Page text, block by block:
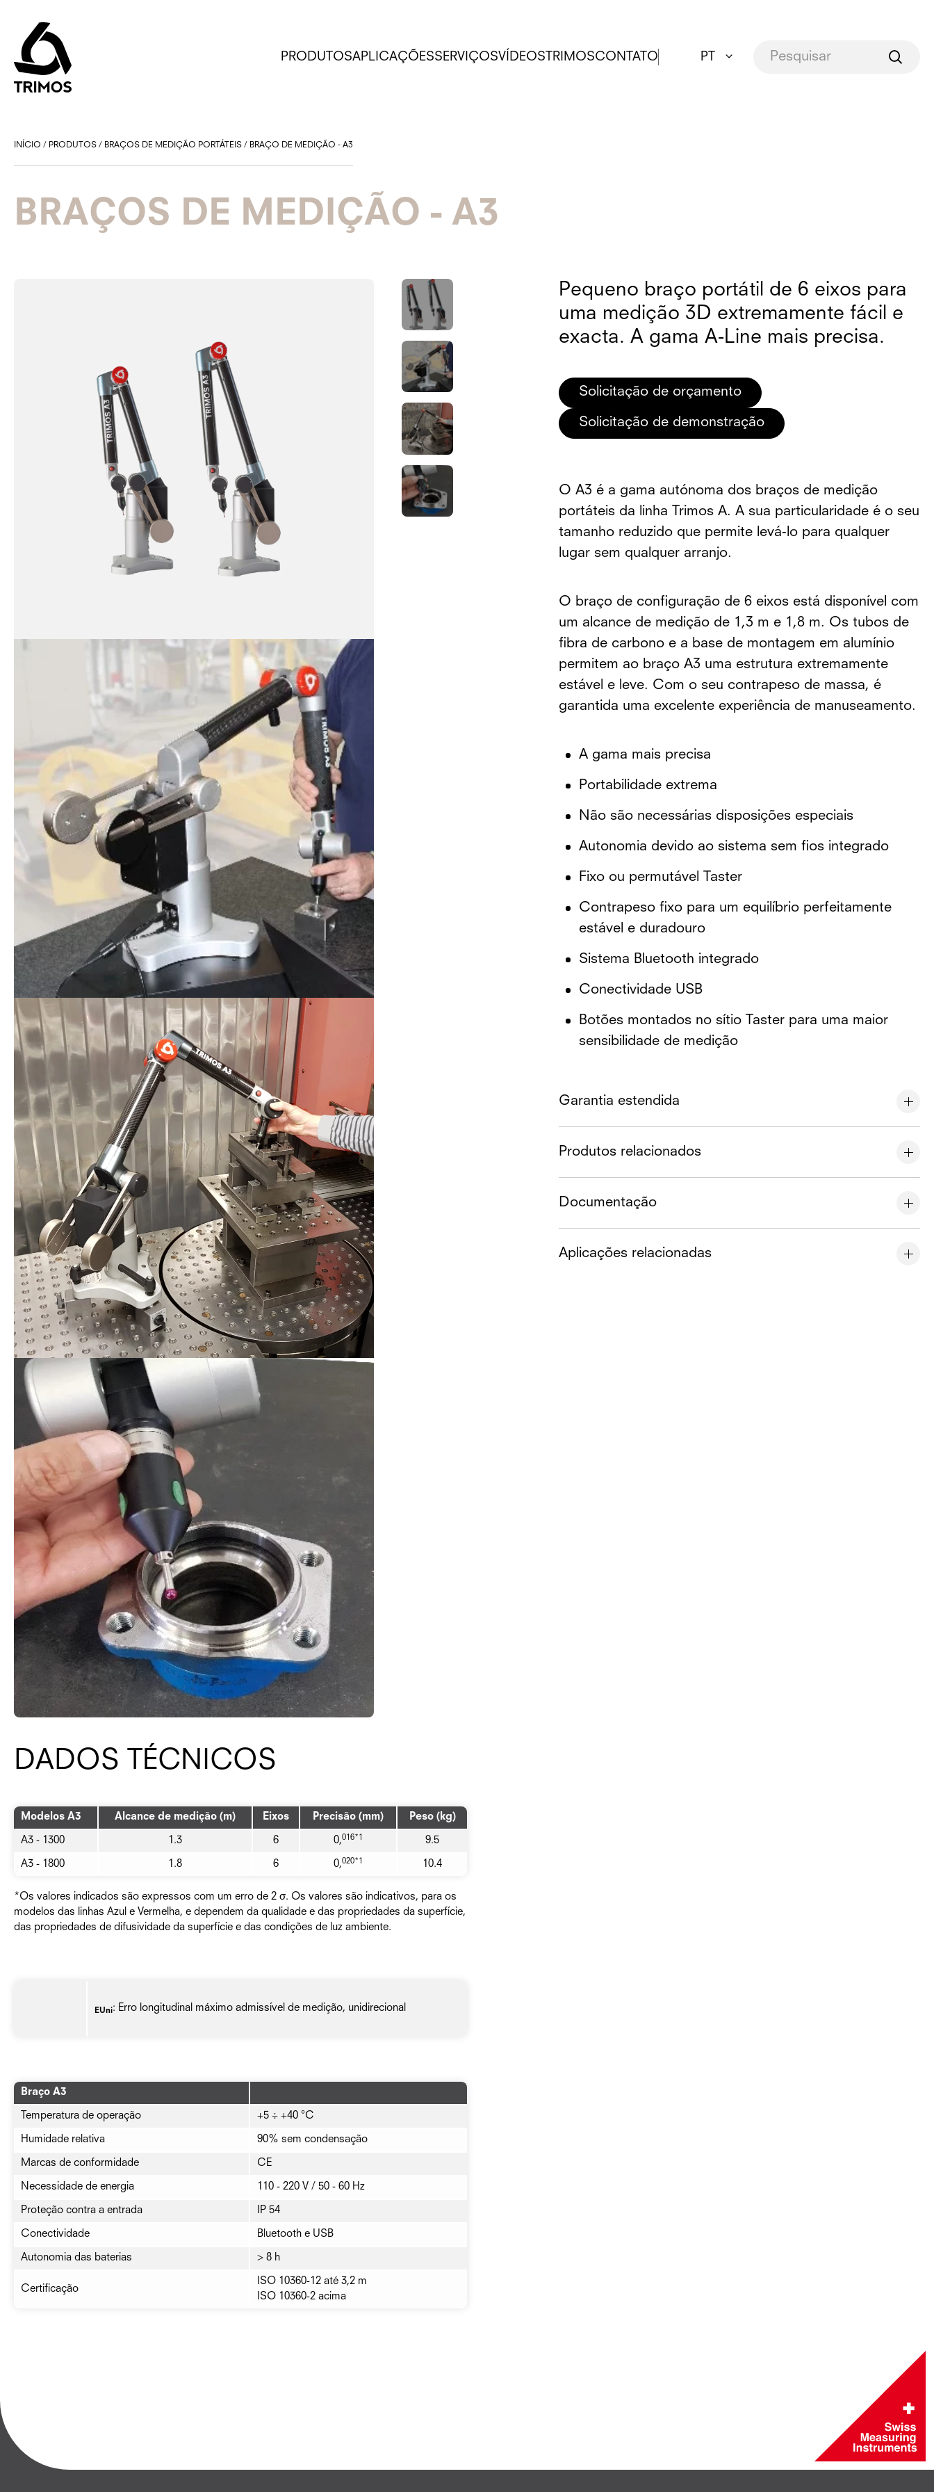
PRODUTOSAPLICAÇÕESSERVIÇOSVÍDEOS TRIMOSCONTATO PT
INÍCIO / PRODUTOS / BRAÇOS DE MEDIÇÃO PORTÁTEIS / BRAÇO DE MEDIÇÃO - A3
BRAÇOS DE MEDIÇÃO - A3
Pequeno braço portátil de 6 eixos para
uma medição 3D extremamente fácil e
exacta. A gama A-Line mais precisa.
Solicitação de orçamento
Solicitação de demonstração
O A3 é a gama autónoma dos braços de medição
portáteis da linha Trimos A. A sua particularidade é o seu
tamanho reduzido que permite levá-lo para qualquer
lugar sem qualquer arranjo.
O braço de configuração de 6 eixos está disponível com
um alcance de medição de 1,3 m e 1,8 m. Os tubos de
fibra de carbono e a base de montagem em alumínio
permitem ao braço A3 uma estrutura extremamente
estável e leve. Com o seu contrapeso de massa, é
garantida uma excelente experiência de manuseamento.
A gama mais precisa
Portabilidade extrema
Não são necessárias disposições especiais
Autonomia devido ao sistema sem fios integrado
Fixo ou permutável Taster
Contrapeso fixo para um equilíbrio perfeitamente
estável e duradouro
Sistema Bluetooth integrado
Conectividade USB
Botões montados no sítio Taster para uma maior
sensibilidade de medição
Garantia estendida
Produtos relacionados
Documentação
Aplicações relacionadas
DADOS TÉCNICOS
Modelos A3 Alcance de medição (m) Eixos Precisão (mm) Peso (kg)
A3 - 1300 1.3 6 0,016*1 9.5
A3 - 1800 1.8 6 0,020*1 10.4
*Os valores indicados são expressos com um erro de 2 σ. Os valores são indicativos, para os
modelos das linhas Azul e Vermelha, e dependem da qualidade e das propriedades da superfície,
das propriedades de difusividade da superfície e das condições de luz ambiente.
EUni: Erro longitudinal máximo admissível de medição, unidirecional
Braço A3
Temperatura de operação +5 ÷ +40 °C
Humidade relativa 90% sem condensação
Marcas de conformidade CE
Necessidade de energia 110 - 220 V / 50 - 60 Hz
Proteção contra a entrada IP 54
Conectividade Bluetooth e USB
Autonomia das baterias > 8 h
Certificação
ISO 10360-12 até 3,2 m
ISO 10360-2 acima